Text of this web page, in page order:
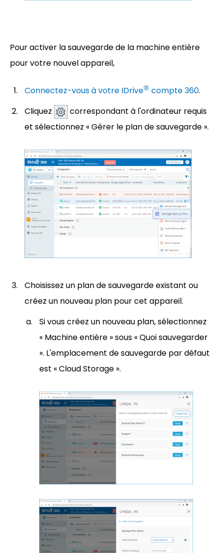
Pour activer la sauvegarde de la machine entière
pour votre nouvel appareil,
Connectez-vous à votre IDrive® compte 360.
Cliquez
correspondant à l'ordinateur requis
et sélectionnez « Gérer le plan de sauvegarde ».
Choisissez un plan de sauvegarde existant ou
créez un nouveau plan pour cet appareil.
Si vous créez un nouveau plan, sélectionnez
« Machine entière » sous « Quoi sauvegarder
». L'emplacement de sauvegarde par défaut
est « Cloud Storage ».